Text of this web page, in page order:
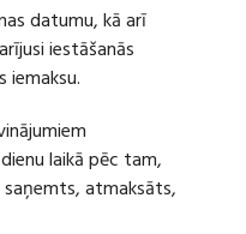
datumu, kā arī
iestāšanās
iemaksu.
laikā pēc tam,
atmaksāts,